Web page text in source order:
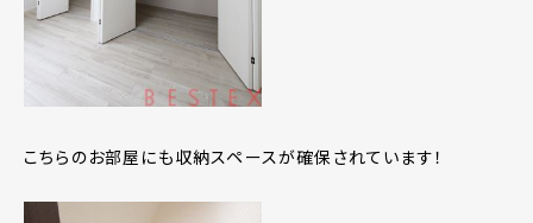
こちらのお部屋にも収納スペースが確保されています！